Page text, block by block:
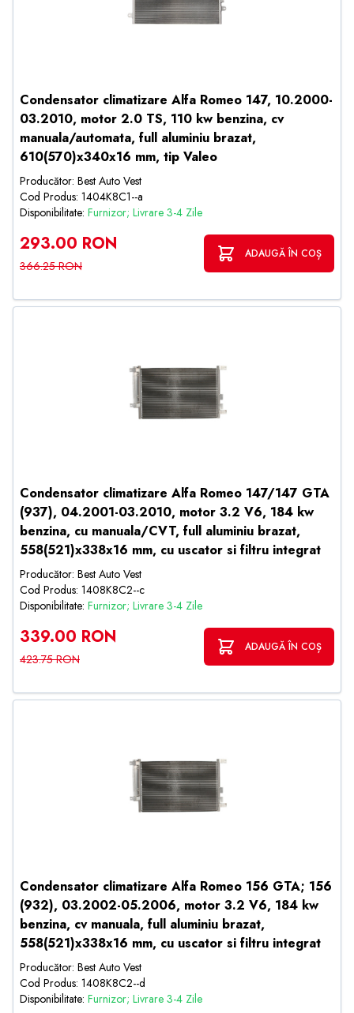
Condensator climatizare Alfa Romeo 147, 10.2000-
03.2010, motor 2.0 TS, 110 kw benzina, cv
manuala/automata, full aluminiu brazat,
610(570)x340x16 mm, tip Valeo
Producător: Best Auto Vest
Cod Produs: 1404K8C1--a
Disponibilitate: Furnizor; Livrare 3-4 Zile
293.00 RON
366.25 RON
ADAUGĂ ÎN COȘ
Condensator climatizare Alfa Romeo 147/147 GTA
(937), 04.2001-03.2010, motor 3.2 V6, 184 kw
benzina, cu manuala/CVT, full aluminiu brazat,
558(521)x338x16 mm, cu uscator si filtru integrat
Producător: Best Auto Vest
Cod Produs: 1408K8C2--c
Disponibilitate: Furnizor; Livrare 3-4 Zile
339.00 RON
423.75 RON
ADAUGĂ ÎN COȘ
Condensator climatizare Alfa Romeo 156 GTA; 156
(932), 03.2002-05.2006, motor 3.2 V6, 184 kw
benzina, cv manuala, full aluminiu brazat,
558(521)x338x16 mm, cu uscator si filtru integrat
Producător: Best Auto Vest
Cod Produs: 1408K8C2--d
Disponibilitate: Furnizor; Livrare 3-4 Zile